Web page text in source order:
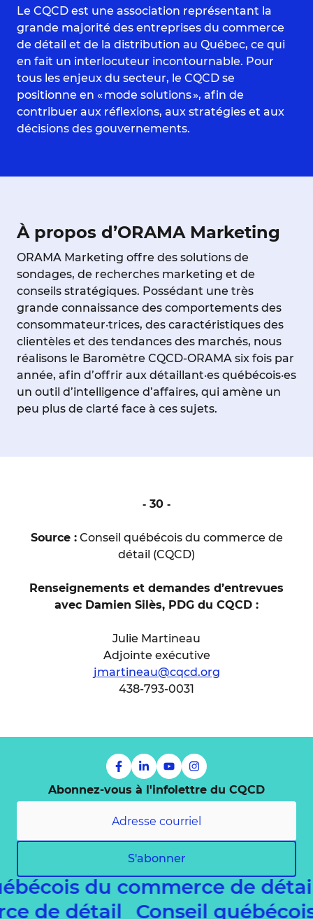
Le CQCD est une association représentant la
grande majorité des entreprises du commerce
de détail et de la distribution au Québec, ce qui
en fait un interlocuteur incontournable. Pour
tous les enjeux du secteur, le CQCD se
positionne en « mode solutions », afin de
contribuer aux réflexions, aux stratégies et aux
décisions des gouvernements.
À propos d’ORAMA Marketing
ORAMA Marketing offre des solutions de
sondages, de recherches marketing et de
conseils stratégiques. Possédant une très
grande connaissance des comportements des
consommateur·trices, des caractéristiques des
clientèles et des tendances des marchés, nous
réalisons le Baromètre CQCD-ORAMA six fois par
année, afin d’offrir aux détaillant·es québécois·es
un outil d’intelligence d’affaires, qui amène un
peu plus de clarté face à ces sujets.
‐ 30 ‐
Source :Conseil québécois du commerce de
détail (CQCD)
Renseignements et demandes d’entrevues
avec Damien Silès, PDG du CQCD :
Julie Martineau
Adjointe exécutive
jmartineau@cqcd.org
438-793-0031
Abonnez-vous à l'infolettre du CQCD
S'abonner
du commerce de
de détailConseil